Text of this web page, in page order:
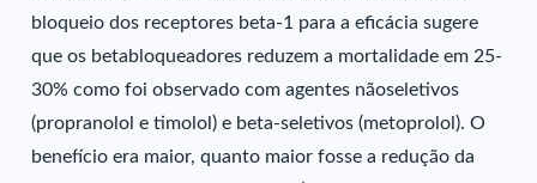
bloqueio dos receptores beta-1 para a eficácia sugere
que os betabloqueadores reduzem a mortalidade em 25-
30% como foi observado com agentes nãoseletivos
(propranolol e timolol) e beta-seletivos (metoprolol). O
benefício era maior, quanto maior fosse a redução da